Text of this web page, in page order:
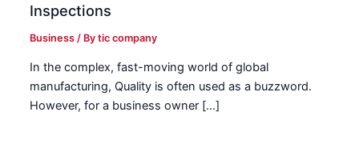
Inspections
Business / Bytic company
In the complex, fast-moving world of global
manufacturing, Quality is often used as a buzzword.
However, for a business owner […]